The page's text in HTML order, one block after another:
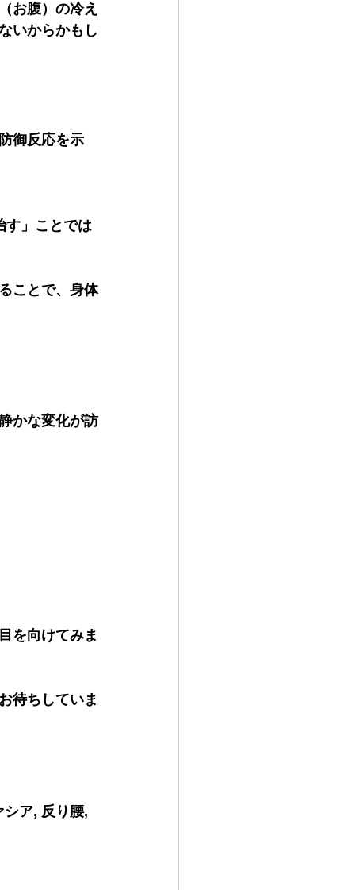
お腹）の冷え
いからかもし
御反応を示
す」ことでは
ことで、身体
かな変化が訪
を向けてみま
待ちしていま
ア, 反り腰,